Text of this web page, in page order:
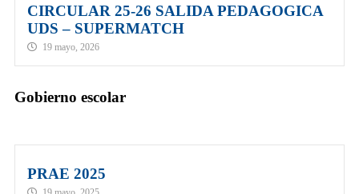
CIRCULAR 25-26 SALIDA PEDAGOGICA
UDS – SUPERMATCH
19 mayo, 2026
Gobierno escolar
PRAE 2025